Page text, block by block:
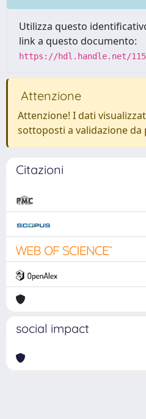
Utilizza questo
link a questo documento:
https://hdl.handle.net/
Attenzione
Attenzione! I dati
sottoposti a validazione da
Citazioni
social impact